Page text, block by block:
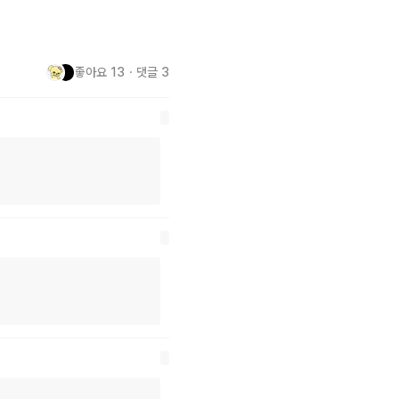
수 있는 강력한 비전을 제시
좋아요 13 ・ 댓글 3